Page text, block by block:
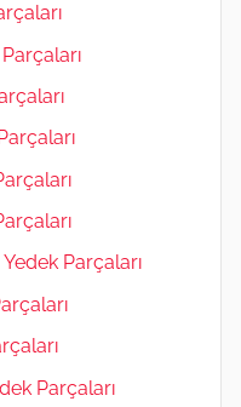
Parçaları
Parçaları